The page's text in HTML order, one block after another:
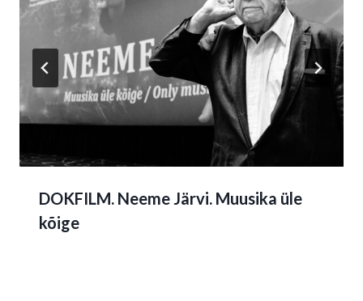
DOKFILM. Neeme Järvi. Muusika üle
kõige